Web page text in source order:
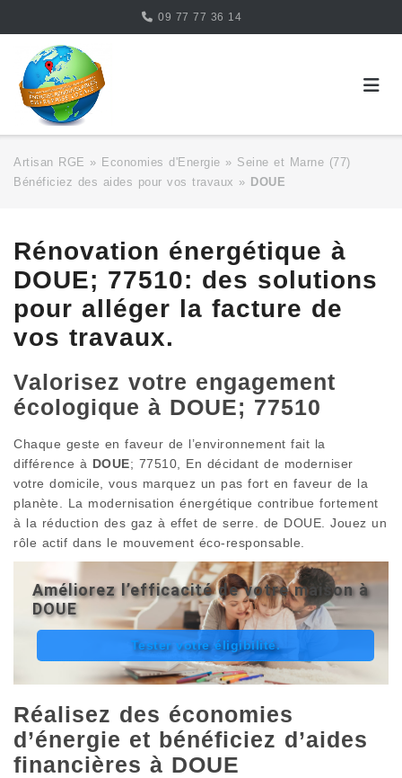
content
09 77 77 36 14
Artisan RGE » Economies d'Energie » Seine et Marne (77)
Bénéficiez des aides pour vos travaux » DOUE
Rénovation énergétique à
DOUE; 77510: des solutions
pour alléger la facture de
vos travaux.
Valorisez votre engagement
écologique à DOUE; 77510
Chaque geste en faveur de l’environnement fait la
différence à DOUE; 77510, En décidant de moderniser
votre domicile, vous marquez un pas fort en faveur de la
planète. La modernisation énergétique contribue fortement
à la réduction des gaz à effet de serre. de DOUE. Jouez un
rôle actif dans le mouvement éco-responsable.
Améliorez l’efficacité de votre maison à
DOUE
Tester votre éligibilité.
Réalisez des économies
d’énergie et bénéficiez d’aides
financières à DOUE